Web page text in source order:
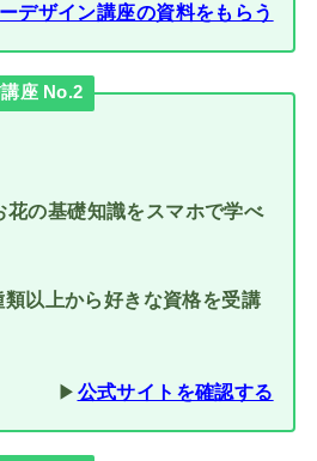
デザイン講座の資料をもらう
座 No.2
花の基礎知識をスマホで学べ
以上から好きな資格を受講
▶︎ 公式サイトを確認する